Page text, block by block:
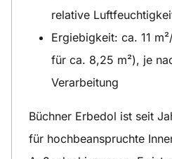
relative
Ergiebigkeit: ca. 11
für ca. 8,25 m²), je
Verarbeitung
Büchner Erbedol ist seit
für hochbeanspruchte